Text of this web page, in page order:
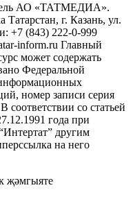
АО «ТАТМЕДИА».
г. Казань, ул.
+7 (843) 222-0-999
inform.ru Главный
может содержать
Федеральной
номер записи серия
со статьей
года при
другим
на него
җәмгыяте